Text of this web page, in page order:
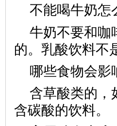
不能喝牛奶怎
牛奶不要和咖
的。乳酸饮料不
哪些食物会影
含草酸类的，
含碳酸的饮料。